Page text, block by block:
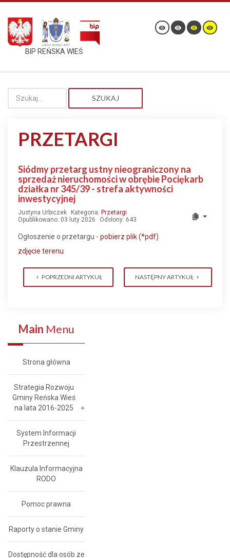
BIP REŃSKA WIEŚ
SZUKAJ
PRZETARGI
Siódmy przetarg ustny nieograniczony na
sprzedaż nieruchomości w obrębie Pociękarb
działka nr 345/39 - strefa aktywności
inwestycyjnej
Justyna Urbiczek Kategoria: Przetargi
Opublikowano: 03 luty 2026
Odsłony: 643
Ogłoszenie o przetargu - pobierz plik (*pdf)
zdjęcie terenu
POPRZEDNI ARTYKUŁ NASTĘPNY ARTYKUŁ
Main Menu
Strona główna
Strategia Rozwoju
Gminy Reńska Wieś
na lata 2016-2025
System Informacji
Przestrzennej
Klauzula Informacyjna
RODO
Pomoc prawna
Raporty o stanie Gminy
Dostępność dla osób ze